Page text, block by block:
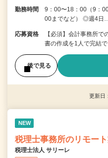
勤務時間
9：00〜18：00（9：
00までなど） ◎週4日
応募資格
【必須】会計事務所
書の作成を1人で完結
後で見る
更新日
NEW
税理士事務所のリモー
税理士法人 サリーレ